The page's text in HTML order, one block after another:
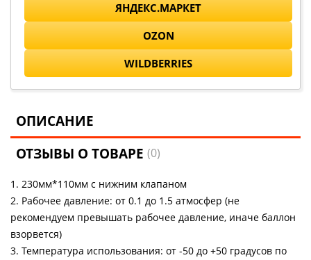
ЯНДЕКС.МАРКЕТ
OZON
WILDBERRIES
ОПИСАНИЕ
ОТЗЫВЫ О ТОВАРЕ(0)
1. 230мм*110мм с нижним клапаном
2. Рабочее давление: от 0.1 до 1.5 атмосфер (не
рекомендуем превышать рабочее давление, иначе баллон
взорвется)
3. Температура использования: от -50 до +50 градусов по